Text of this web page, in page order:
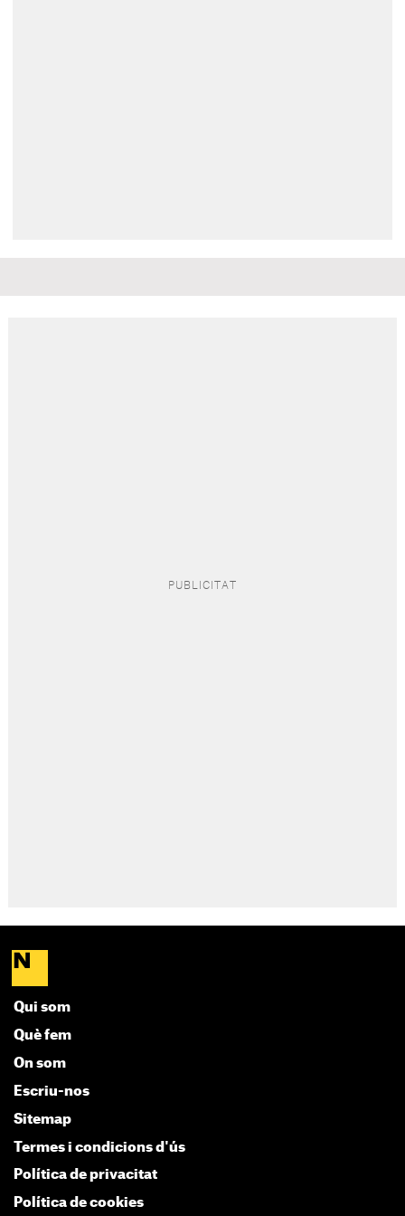
Qui som
Què fem
On som
Escriu-nos
Sitemap
Termes i condicions d'ús
Política de privacitat
Política de cookies